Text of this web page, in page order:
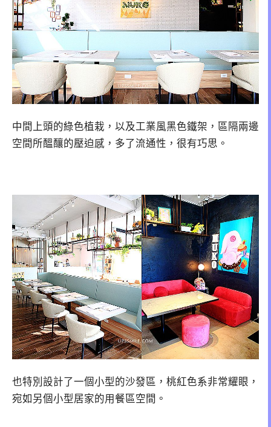
中間上頭的綠色植栽，以及工業風黑色鐵架，區隔兩邊
空間所醞釀的壓迫感，多了流通性，很有巧思。
也特別設計了一個小型的沙發區，桃紅色系非常耀眼，
宛如另個小型居家的用餐區空間。